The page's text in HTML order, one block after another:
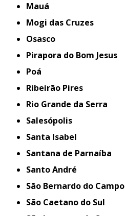
Mauá
Mogi das Cruzes
Osasco
Pirapora do Bom Jesus
Poá
Ribeirão Pires
Rio Grande da Serra
Salesópolis
Santa Isabel
Santana de Parnaíba
Santo André
São Bernardo do Campo
São Caetano do Sul